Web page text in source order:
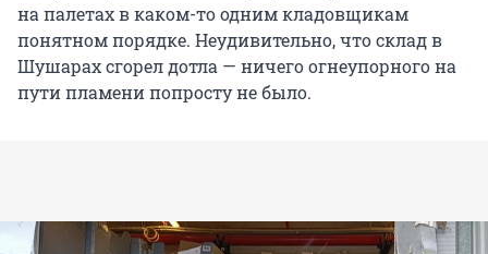
на палетах в каком-то одним кладовщикам
понятном порядке. Неудивительно, что склад в
Шушарах сгорел дотла — ничего огнеупорного на
пути пламени попросту не было.